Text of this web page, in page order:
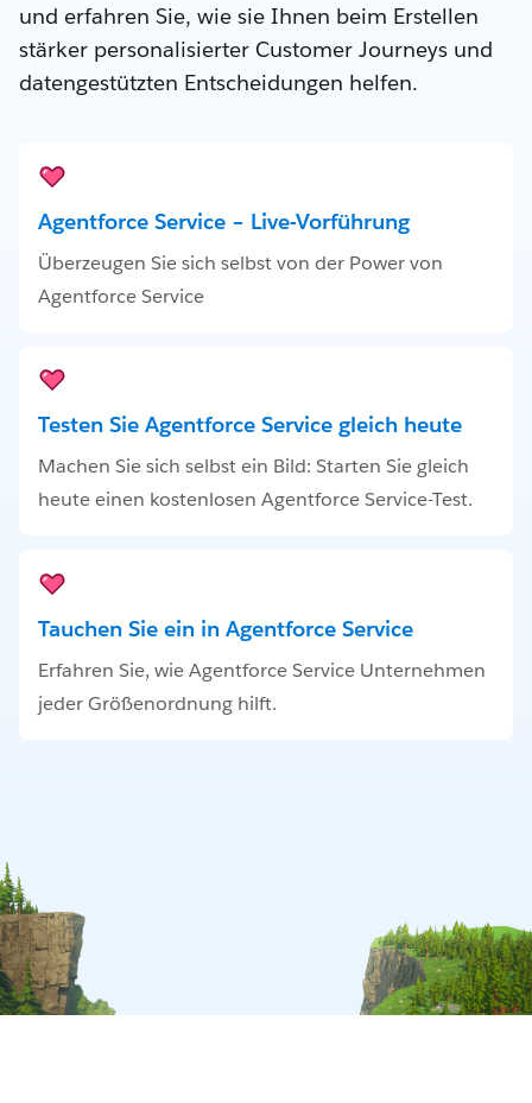
und erfahren Sie, wie sie Ihnen beim Erstellen
stärker personalisierter Customer Journeys und
datengestützten Entscheidungen helfen.
Agentforce Service – Live-Vorführung
Überzeugen Sie sich selbst von der Power von
Agentforce Service
Testen Sie Agentforce Service gleich heute
Machen Sie sich selbst ein Bild: Starten Sie gleich
heute einen kostenlosen Agentforce Service-Test.
Tauchen Sie ein in Agentforce Service
Erfahren Sie, wie Agentforce Service Unternehmen
jeder Größenordnung hilft.